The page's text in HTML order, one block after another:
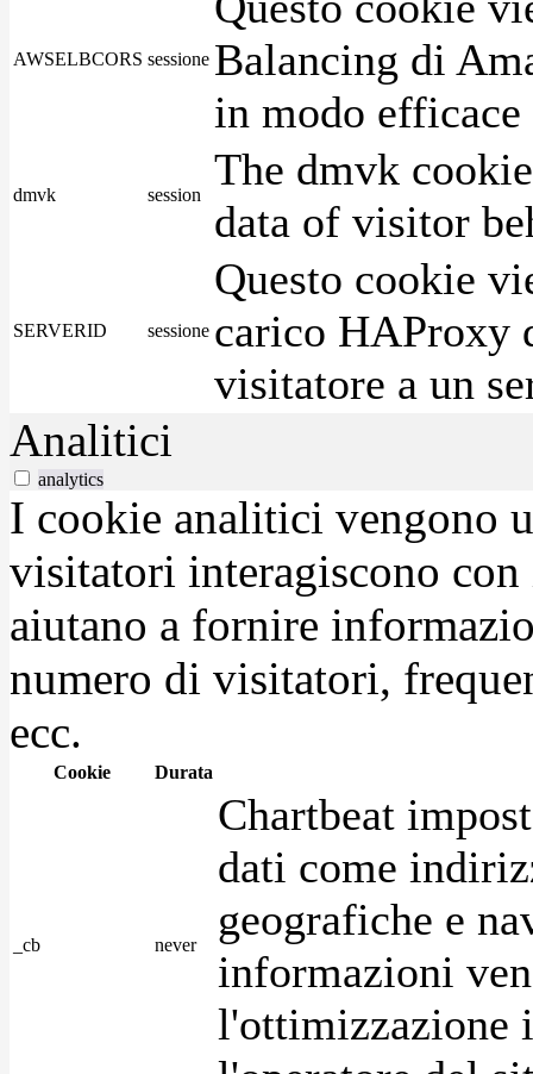
AWSELBCORS sessione Balancing di
in modo
dmvk session
The dmvk
data of visitor
SERVERID sessione
Questo cookie
carico HAProxy
visitatore a un
Analitici
analytics
I cookie analitici vengono
visitatori interagiscono
aiutano a fornire
numero di visitatori,
ecc.
Cookie Durata
_cb never
Chartbeat
dati come
geografiche e
informazioni
l'ottimizzazione